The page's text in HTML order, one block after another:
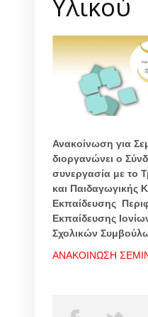
Ανακοίνωση για
διοργανώνει ο
συνεργασία με το
και Παιδαγωγικής
Εκπαίδευσης
Εκπαίδευσης
Σχολικών
ΑΝΑΚΟΙΝΩΣΗ